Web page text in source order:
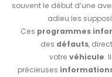
souvent le début d’une
adieu les
Ces programmes
des défauts,
votre véhicule.
précieuses